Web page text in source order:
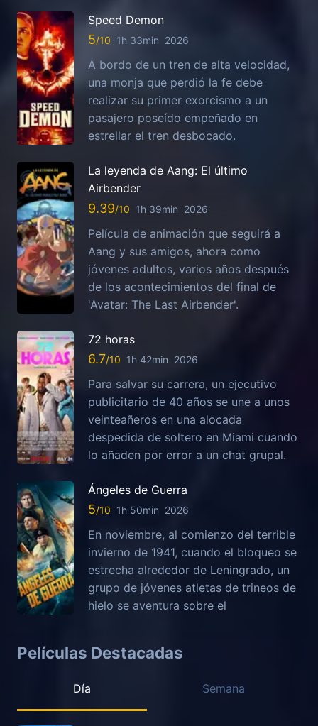
Speed Demon
5 1h 33min 2026
A bordo de un tren de alta velocidad,
una monja que perdió la fe debe
realizar su primer exorcismo a un
pasajero poseído empeñado en
estrellar el tren desbocado.
La leyenda de Aang: El último
Airbender
9.39 1h 39min 2026
Película de animación que seguirá a
Aang y sus amigos, ahora como
jóvenes adultos, varios años después
de los acontecimientos del final de
'Avatar: The Last Airbender'.
72 horas
6.7 1h 42min 2026
Para salvar su carrera, un ejecutivo
publicitario de 40 años se une a unos
veinteañeros en una alocada
despedida de soltero en Miami cuando
lo añaden por error a un chat grupal.
Ángeles de Guerra
5 1h 50min 2026
En noviembre, al comienzo del terrible
invierno de 1941, cuando el bloqueo se
estrecha alrededor de Leningrado, un
grupo de jóvenes atletas de trineos de
hielo se aventura sobre el
Películas Destacadas
Día Semana